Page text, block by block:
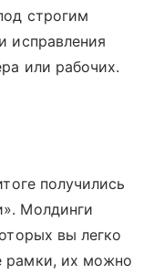
строгим
исправления
или рабочих.
получились
Молдинги
вы легко
рамки, их можно